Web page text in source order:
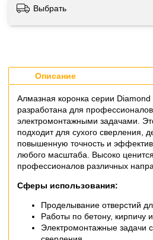
Выбрать
Описание
Алмазная коронка серии
разработана для
электромонтажными задачами.
подходит для сухого сверления,
повышенную точность и
любого масштаба. Высоко
профессионалов различных
Сферы использования:
Проделывание отверстий
Работы по бетону, кирпичу
Электромонтажные задачи